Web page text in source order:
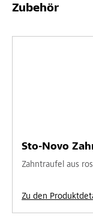
Zubehör
Sto-Novo
Zahntraufel aus
Zu den